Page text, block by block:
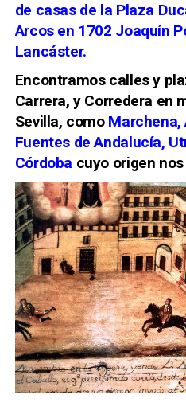
de casas de la Plaza
Arcos en 1702 Joaquín
Lancáster.
Encontramos calles y
Carrera, y Corredera en
Sevilla, como Marchena,
Fuentes de Andalucía,
Córdoba cuyo origen